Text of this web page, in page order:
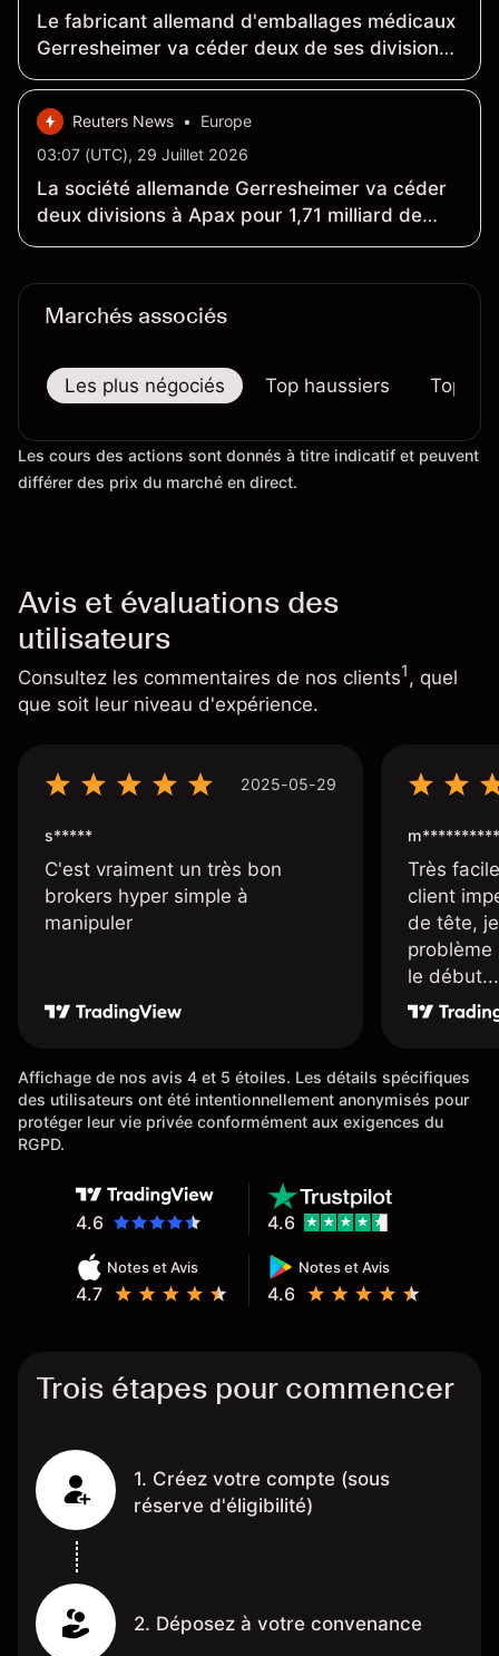
Le fabricant allemand d'emballages médicaux
Gerresheimer va céder deux de ses divisions
à Apax pour 1,71 milliard de dollars
Reuters News •
Europe
03:07 (UTC), 29 Juillet 2026
La société allemande Gerresheimer va céder
deux divisions à Apax pour 1,71 milliard de
dollars, dette comprise
Marchés associés
Les plus négociés Top haussiers Top
Les cours des actions sont donnés à titre indicatif et peuvent
différer des prix du marché en direct.
Avis et évaluations des
utilisateurs
Consultez les commentaires de nos clients1, quel
que soit leur niveau d'expérience.
2025-05-29
s*****
C'est vraiment un très bon
brokers hyper simple à
manipuler
m**********
Très
client
de tête,
problème
le début...
Affichage de nos avis 4 et 5 étoiles. Les détails spécifiques
des utilisateurs ont été intentionnellement anonymisés pour
protéger leur vie privée conformément aux exigences du
RGPD.
4.6
Notes et Avis
4.7
Notes et Avis
4.6
4.6
Trois étapes pour commencer
1. Créez votre compte (sous
réserve d'éligibilité)
2. Déposez à votre convenance